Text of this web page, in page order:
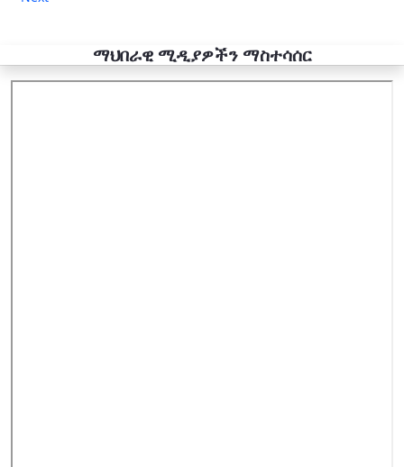
ማህበራዊ ሚዲያዎችን ማስተሳሰር